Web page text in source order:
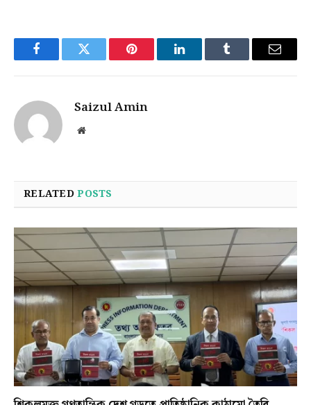
FacebookTwitter Pinterest LinkedInTumblr Email
Saizul Amin
Website
RELATEDPOSTS